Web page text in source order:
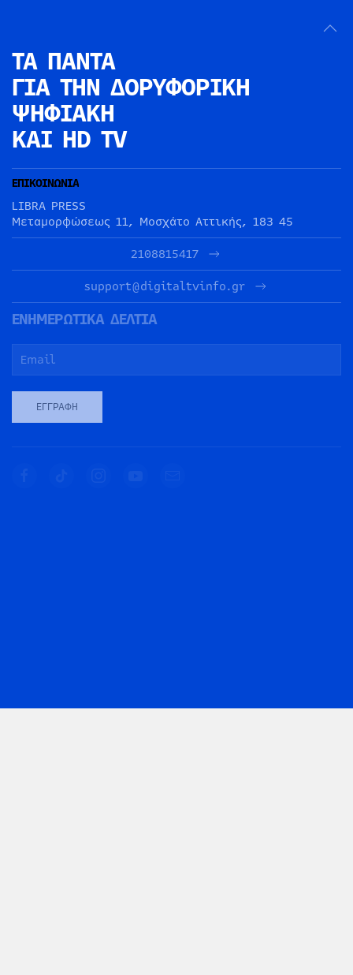
ΤΑ ΠΑΝΤΑ
ΓΙΑ ΤΗΝ ΔΟΡΥΦΟΡΙΚΗ
ΨΗΦΙΑΚΗ
ΚΑΙ HD TV
ΕΠΙΚΟΙΝΩΝΙΑ
LIBRA PRESS
Μεταμορφώσεως 11, Μοσχάτο Αττικής, 183 45
2108815417
support@digitaltvinfo.gr
ΕΝΗΜΕΡΩΤΙΚΑ ΔΕΛΤΙΑ
ΕΓΓΡΑΦΉ